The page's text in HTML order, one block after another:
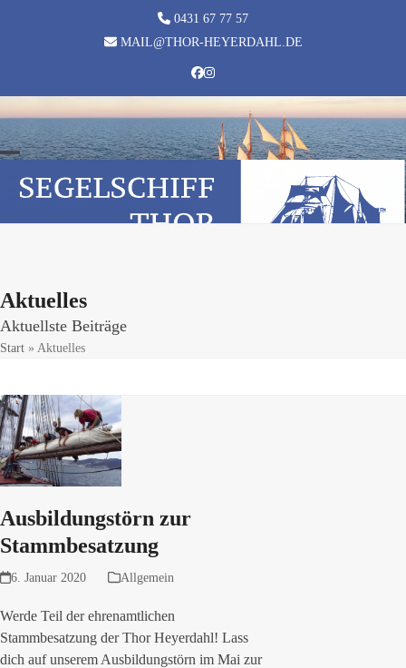
0431 67 77 57
MAIL@THOR-HEYERDAHL.DE
Facebook
Instagram
Open
mobile
Close
mobile
Aktuelles
Aktuellste Beiträge
Start » Aktuelles
Ausbildungstörn zur
Stammbesatzung
6. Januar 2020 Allgemein
Werde Teil der ehrenamtlichen
Stammbesatzung der Thor Heyerdahl! Lass
dich auf unserem Ausbildungstörn im Mai zur